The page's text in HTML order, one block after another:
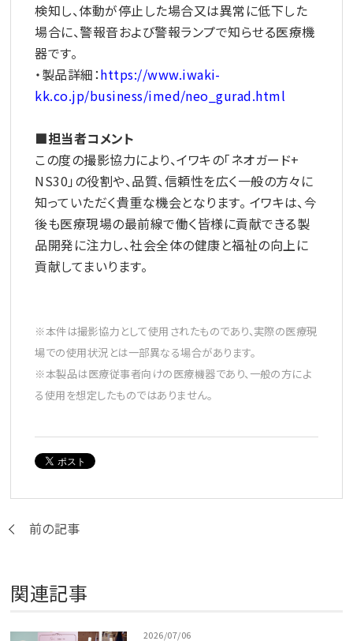
検知し、体動が停止した場合又は異常に低下した
場合に、警報音および警報ランプで知らせる医療機
器です。
・製品詳細：https://www.iwaki-
kk.co.jp/business/imed/neo_gurad.html
■担当者コメント
この度の撮影協力により、イワキの「ネオガード+
NS30」の役割や、品質、信頼性を広く一般の方々に
知っていただく貴重な機会となります。 イワキは、今
後も医療現場の最前線で働く皆様に貢献できる製
品開発に注力し、社会全体の健康と福祉の向上に
貢献してまいります。
※本件は撮影協力として使用されたものであり、実際の医療現
場での使用状況とは一部異なる場合があります。
※本製品は医療従事者向けの医療機器であり、一般の方によ
る使用を想定したものではありません。
前の記事
関連記事
2026/07/06